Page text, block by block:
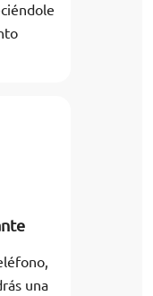
una